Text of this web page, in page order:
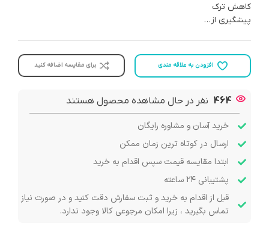
کاهش ترک
پیشگیری از…
افزودن به علاقه مندی برای مقایسه اضافه کنید
464 نفر در حال مشاهده محصول هستند
خرید آسان و مشاوره رایگان
ارسال در کوتاه ترین زمان ممکن
ابتدا مقایسه قیمت سپس اقدام به خرید
پشتیبانی ۲۴ ساعته
قبل از اقدام به خرید و ثبت سفارش دقت کنید و در صورت نیاز
تماس بگیرید ، زیرا امکان مرجوعی کالا وجود ندارد.